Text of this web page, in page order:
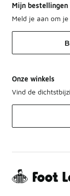
Mijn bestellingen
Meld je aan om je
Onze winkels
Vind de